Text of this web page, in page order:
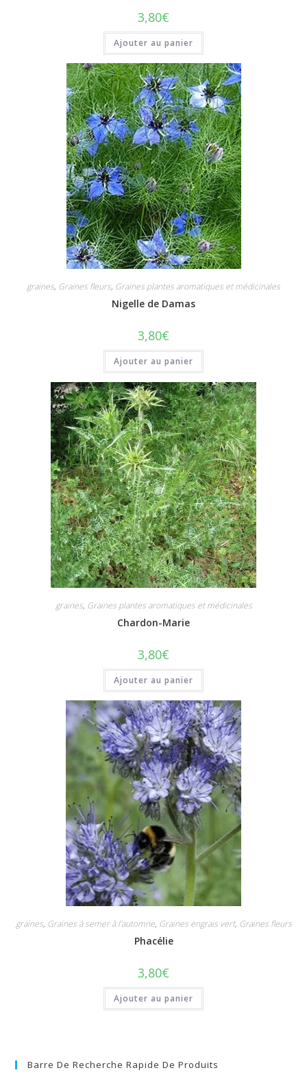
3,80€
Ajouter au panier
graines, Graines fleurs, Graines plantes aromatiques et médicinales
Nigelle de Damas
3,80€
Ajouter au panier
graines, Graines plantes aromatiques et médicinales
Chardon-Marie
3,80€
Ajouter au panier
graines, Graines à semer à l'automne, Graines engrais vert, Graines fleurs
Phacélie
3,80€
Ajouter au panier
Barre De Recherche Rapide De Produits